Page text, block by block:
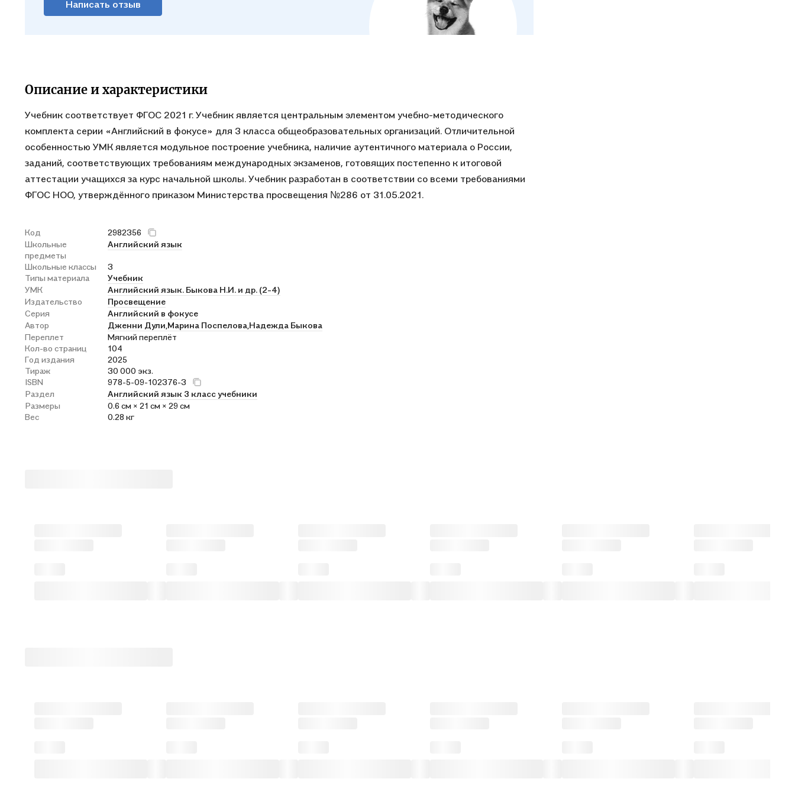
Написать отзыв
Описание и характеристики
Учебник соответствует ФГОС 2021 г. Учебник является центральным элементом учебно-методического
комплекта серии «Английский в фокусе» для 3 класса общеобразовательных организаций. Отличительной
особенностью УМК является модульное построение учебника, наличие аутентичного материала о России,
заданий, соответствующих требованиям международных экзаменов, готовящих постепенно к итоговой
аттестации учащихся за курс начальной школы. Учебник разработан в соответствии со всеми требованиями
ФГОС НОО, утверждённого приказом Министерства просвещения №286 от 31.05.2021.
Код
2982356
Школьные
предметы
Английский язык
Школьные классы
3
Типы материала
Учебник
УМК
Английский язык. Быкова Н.И. и др. (2-4)
Издательство
Просвещение
Серия
Английский в фокусе
Автор
Дженни Дули, Марина Поспелова, Надежда Быкова
Переплет
Мягкий переплёт
Кол-во страниц
104
Год издания
2025
Тираж
30 000 экз.
ISBN
978-5-09-102376-3
Раздел
Английский язык 3 класс учебники
Размеры
0.6 см × 21 см × 29 см
Вес
0.28 кг